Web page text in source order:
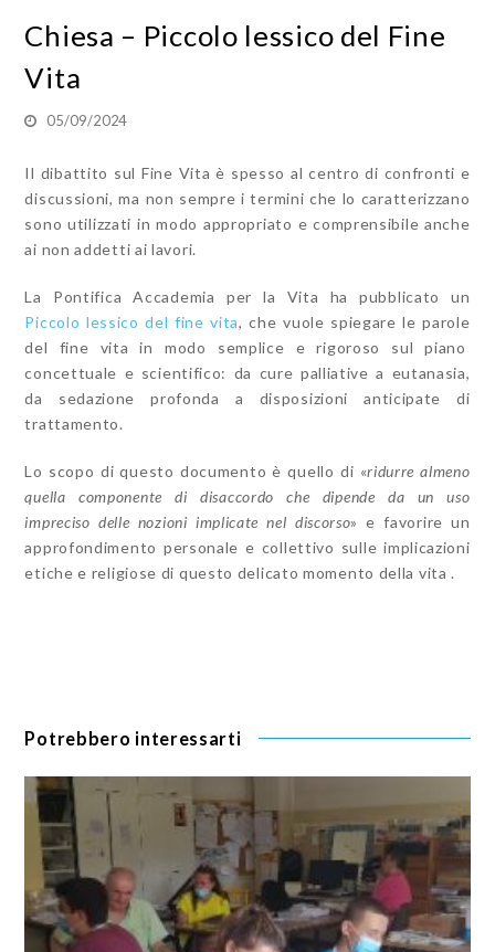
Chiesa – Piccolo lessico del Fine
Vita
05/09/2024
Il dibattito sul Fine Vita è spesso al centro di confronti e
discussioni, ma non sempre i termini che lo caratterizzano
sono utilizzati in modo appropriato e comprensibile anche
ai non addetti ai lavori.
La Pontifica Accademia per la Vita ha pubblicato un
Piccolo lessico del fine vita, che vuole spiegare le parole
del fine vita in modo semplice e rigoroso sul piano
concettuale e scientifico: da cure palliative a eutanasia,
da sedazione profonda a disposizioni anticipate di
trattamento.
Lo scopo di questo documento è quello di «ridurre almeno
quella componente di disaccordo che dipende da un uso
impreciso delle nozioni implicate nel discorso» e favorire un
approfondimento personale e collettivo sulle implicazioni
etiche e religiose di questo delicato momento della vita .
Potrebbero interessarti